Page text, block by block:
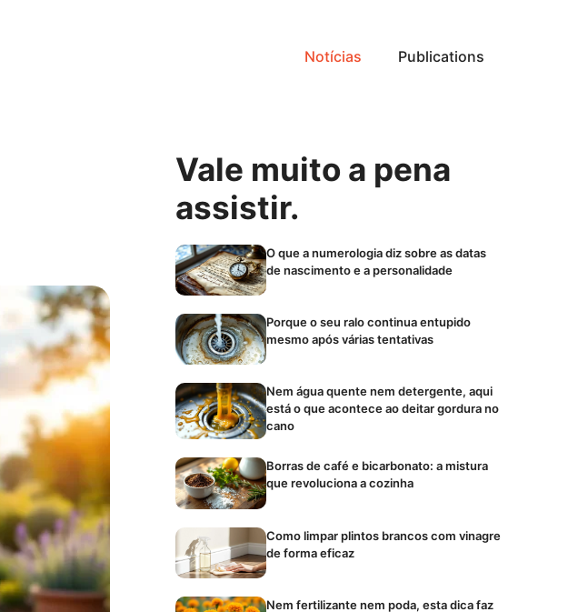
Notícias Publications
Vale muito a pena
assistir.
O que a numerologia diz sobre as datas
de nascimento e a personalidade
Porque o seu ralo continua entupido
mesmo após várias tentativas
Nem água quente nem detergente, aqui
está o que acontece ao deitar gordura no
cano
Borras de café e bicarbonato: a mistura
que revoluciona a cozinha
Como limpar plintos brancos com vinagre
de forma eficaz
Nem fertilizante nem poda, esta dica faz